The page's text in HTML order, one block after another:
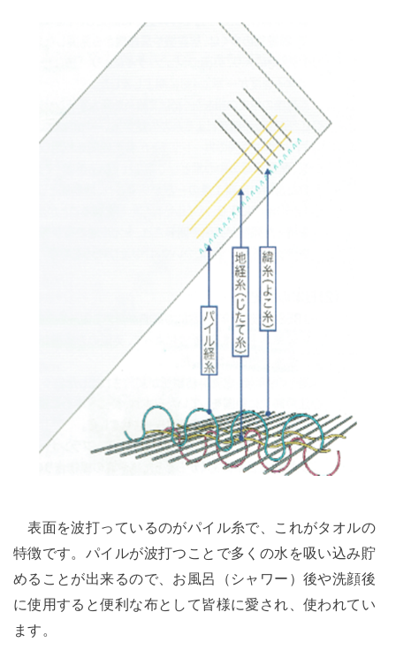
表面を波打っているのがパイル糸で、これがタオルの
特徴です。パイルが波打つことで多くの水を吸い込み貯
めることが出来るので、お風呂（シャワー）後や洗顔後
に使用すると便利な布として皆様に愛され、使われてい
ます。